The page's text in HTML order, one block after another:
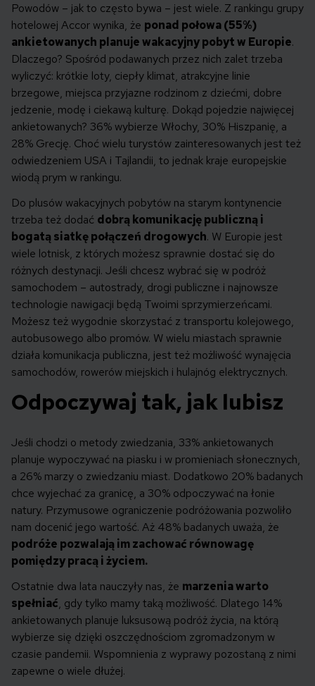
Powodów – jak to często bywa – jest wiele. Z rankingu grupy
hotelowej Accor wynika, że ponad połowa (55%)
ankietowanych planuje wakacyjny pobyt w Europie.
Dlaczego? Spośród podawanych przez nich zalet trzeba
wyliczyć: krótkie loty, ciepły klimat, atrakcyjne linie
brzegowe, miejsca przyjazne rodzinom z dziećmi, dobre
jedzenie, modę i ciekawą kulturę. Dokąd pojedzie najwięcej
ankietowanych? 36% wybierze Włochy, 30% Hiszpanię, a
28% Grecję. Choć wielu turystów zainteresowanych jest też
odwiedzeniem USA i Tajlandii, to jednak kraje europejskie
wiodą prym w rankingu.
Do plusów wakacyjnych pobytów na starym kontynencie
trzeba też dodać dobrą komunikację publiczną i
bogatą siatkę połączeń drogowych. W Europie jest
wiele lotnisk, z których możesz sprawnie dostać się do
różnych destynacji. Jeśli chcesz wybrać się w podróż
samochodem – autostrady, drogi publiczne i najnowsze
technologie nawigacji będą Twoimi sprzymierzeńcami.
Możesz też wygodnie skorzystać z transportu kolejowego,
autobusowego albo promów. W wielu miastach sprawnie
działa komunikacja publiczna, jest też możliwość wynajęcia
samochodów, rowerów miejskich i hulajnóg elektrycznych.
Odpoczywaj tak, jak lubisz
Jeśli chodzi o metody zwiedzania, 33% ankietowanych
planuje wypoczywać na piasku i w promieniach słonecznych,
a 26% marzy o zwiedzaniu miast. Dodatkowo 20% badanych
chce wyjechać za granicę, a 30% odpoczywać na łonie
natury. Przymusowe ograniczenie podróżowania pozwoliło
nam docenić jego wartość. Aż 48% badanych uważa, że
podróże pozwalają im zachować równowagę
pomiędzy pracą i życiem.
Ostatnie dwa lata nauczyły nas, że marzenia warto
spełniać, gdy tylko mamy taką możliwość. Dlatego 14%
ankietowanych planuje luksusową podróż życia, na którą
wybierze się dzięki oszczędnościom zgromadzonym w
czasie pandemii. Wspomnienia z wyprawy pozostaną z nimi
zapewne o wiele dłużej.